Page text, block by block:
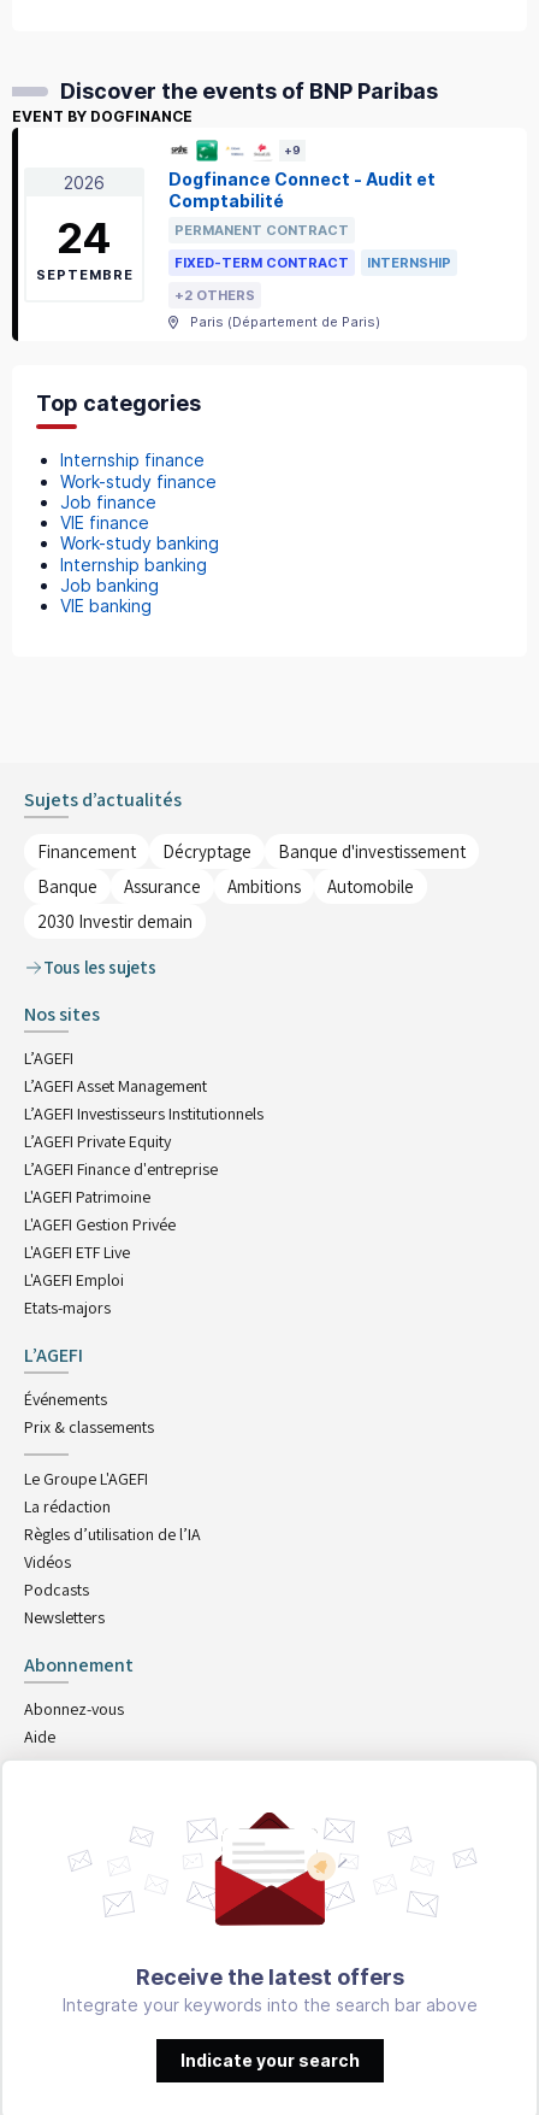
Discover the events of BNP Paribas
EVENT BY DOGFINANCE
2026
24
SEPTEMBRE
+9
Dogfinance Connect - Audit et
Comptabilité
PERMANENT CONTRACT
FIXED-TERM CONTRACT
INTERNSHIP
+2 OTHERS
Paris (Département de Paris)
Top categories
Internship finance
Work-study finance
Job finance
VIE finance
Work-study banking
Internship banking
Job banking
VIE banking
Sujets d’actualités
Financement Décryptage
Banque d'investissement
Banque
Assurance Ambitions
Automobile
2030 Investir demain
Tous les sujets
Nos sites
L’AGEFI
L’AGEFI Asset Management
L’AGEFI Investisseurs Institutionnels
L’AGEFI Private Equity
L’AGEFI Finance d'entreprise
L'AGEFI Patrimoine
L'AGEFI Gestion Privée
L'AGEFI ETF Live
L'AGEFI Emploi
Etats-majors
L’AGEFI
Événements
Prix & classements
Le Groupe L'AGEFI
La rédaction
Règles d’utilisation de l’IA
Vidéos
Podcasts
Newsletters
Abonnement
Abonnez-vous
Aide
Applications mobiles
Receive the latest offers
Integrate your keywords into the search bar above
Indicate your search